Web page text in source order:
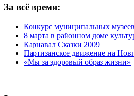
За всё время:
Конкурс муниципальных музеев
8 марта в районном доме
Карнавал Сказки 2009
Партизанское движение на
«Мы за здоровый образ жизни»